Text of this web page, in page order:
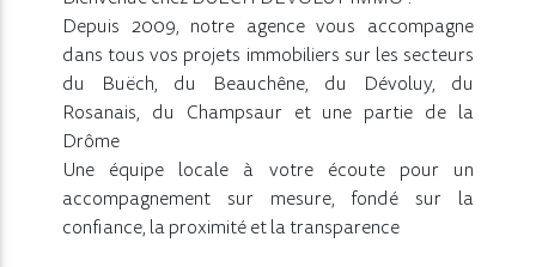
Depuis 2009, notre agence vous accompagne
dans tous vos projets immobiliers sur les secteurs
du Buëch, du Beauchêne, du Dévoluy, du
Rosanais, du Champsaur et une partie de la
Drôme
Une équipe locale à votre écoute pour un
accompagnement sur mesure, fondé sur la
confiance, la proximité et la transparence